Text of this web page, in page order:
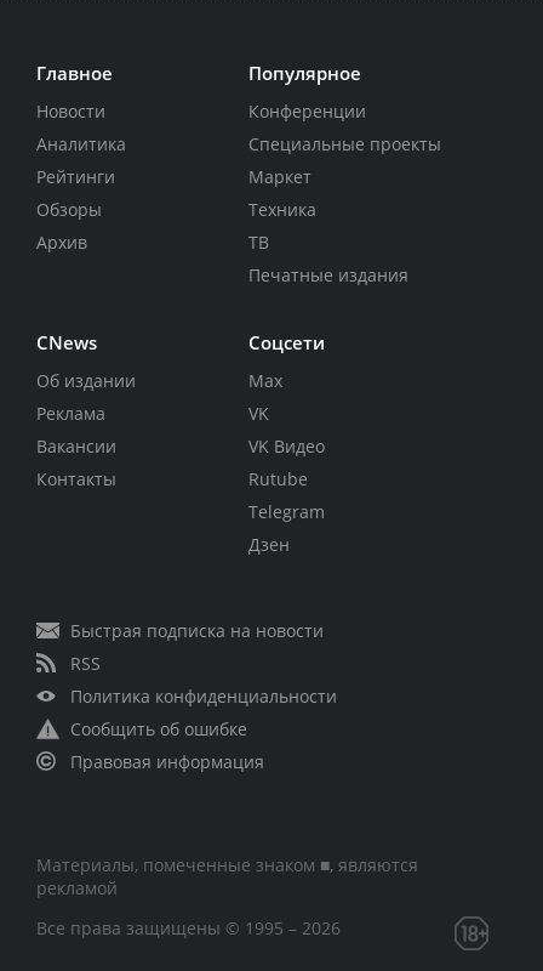
Главное
Новости
Аналитика
Рейтинги
Обзоры
Архив
Популярное
Конференции
Специальные проекты
Маркет
Техника
ТВ
Печатные издания
CNews
Об издании
Реклама
Вакансии
Контакты
Соцсети
Max
VK
VK Видео
Rutube
Telegram
Дзен
Быстрая подписка на новости
RSS
Политика конфиденциальности
Сообщить об ошибке
Правовая информация
Материалы, помеченные знаком ■, являются
рекламой
Все права защищены © 1995 – 2026